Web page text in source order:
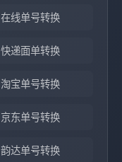
在线单号转换
快递面单转换
淘宝单号转换
京东单号转换
韵达单号转换